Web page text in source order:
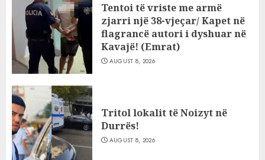
Tentoi të vriste me armë
zjarri një 38-vjeçar/ Kapet në
flagrancë autori i dyshuar në
Kavajë! (Emrat)
AUGUST 8, 2026
Tritol lokalit të Noizyt në
Durrës!
AUGUST 8, 2026